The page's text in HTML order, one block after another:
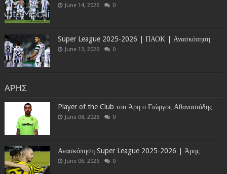
June 14, 2026 0
Super League 2025-2026 | ΠΑΟΚ | Ανασκόπηση
June 13, 2026 0
ΑΡΗΣ
Player of the Club του Άρη ο Γιώργος Αθανασιάδης
June 08, 2026 0
Ανασκόπηση Super League 2025-2026 | Άρης
June 06, 2026 0